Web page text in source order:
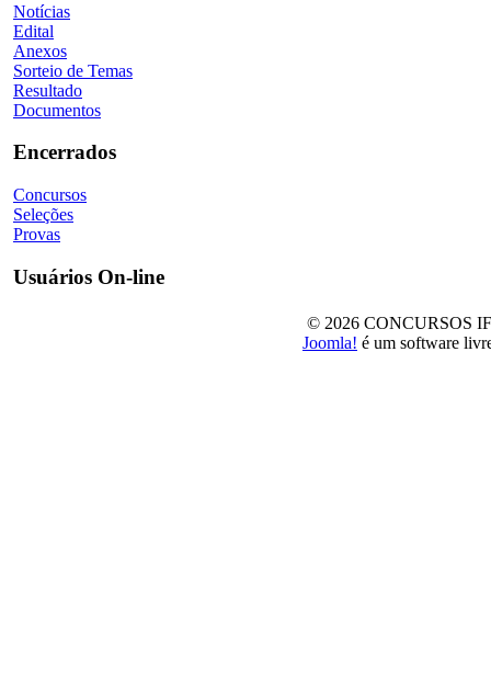
Notícias
Edital
Anexos
Sorteio de Temas
Resultado
Documentos
Encerrados
Concursos
Seleções
Provas
Usuários On-line
© 2026 CONCURSOS
Joomla! é um software